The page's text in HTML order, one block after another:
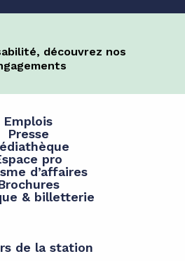
découvrez nos
Emplois
Presse
pro
d’affaires
& billetterie
de la station